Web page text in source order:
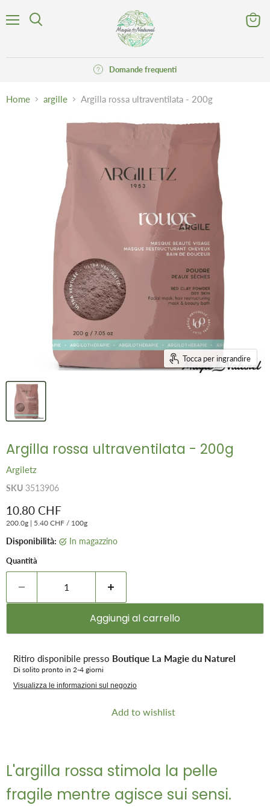
Domande frequenti
Home argille Argilla rossa ultraventilata - 200g
Tocca per ingrandire
Argilla rossa ultraventilata - 200g
Argiletz
SKU 3513906
Prezzo attuale
10.80 CHF
200.0g | 5.40 CHF / 100g
Disponibilità: in magazzino
Quantità
Aggiungi al carrello
Ritiro disponibile presso Boutique La Magie du Naturel
Di solito pronto in 2-4 giorni
Visualizza le informazioni sul negozio
Add to wishlist
L'argilla rossa stimola la pelle
fragile mentre agisce sui sensi.